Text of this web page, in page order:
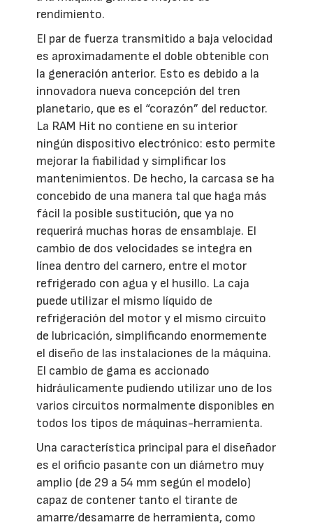
rendimiento.
El par de fuerza transmitido a baja velocidad
es aproximadamente el doble obtenible con
la generación anterior. Esto es debido a la
innovadora nueva concepción del tren
planetario, que es el “corazón” del reductor.
La RAM Hit no contiene en su interior
ningún dispositivo electrónico: esto permite
mejorar la fiabilidad y simplificar los
mantenimientos. De hecho, la carcasa se ha
concebido de una manera tal que haga más
fácil la posible sustitución, que ya no
requerirá muchas horas de ensamblaje. El
cambio de dos velocidades se integra en
línea dentro del carnero, entre el motor
refrigerado con agua y el husillo. La caja
puede utilizar el mismo líquido de
refrigeración del motor y el mismo circuito
de lubricación, simplificando enormemente
el diseño de las instalaciones de la máquina.
El cambio de gama es accionado
hidráulicamente pudiendo utilizar uno de los
varios circuitos normalmente disponibles en
todos los tipos de máquinas-herramienta.
Una característica principal para el diseñador
es el orificio pasante con un diámetro muy
amplio (de 29 a 54 mm según el modelo)
capaz de contener tanto el tirante de
amarre/desamarre de herramienta, como